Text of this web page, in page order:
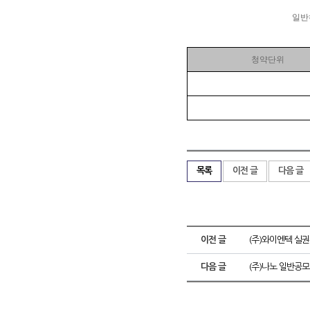
일
청약단위
목록 이전 글 다음 글
이전 글 (주)와이엔텍 실
다음 글 (주)나노 일반공